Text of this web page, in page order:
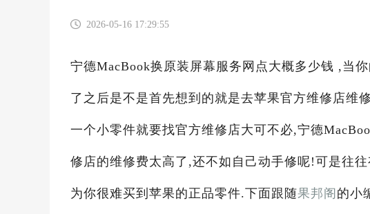
2026-05-16 17:29:55
宁德MacBook换原装屏幕服务网点大概多少钱 ,当
了之后是不是首先想到的就是去苹果官方维修店维
一个小零件就要找官方维修店大可不必,宁德
修店的维修费太高了,还不如自己动手修呢!可是往
为你很难买到苹果的正品零件.下面跟随果邦阁 的小